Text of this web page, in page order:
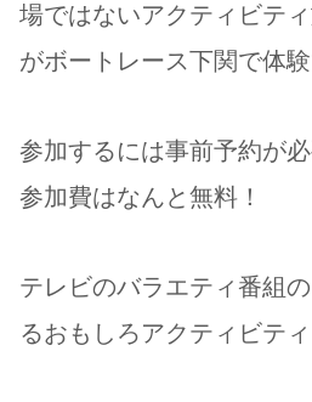
場ではないアクティビティ
がボートレース下関で体験
参加するには事前予約が必
参加費はなんと無料！
テレビのバラエティ番組
るおもしろアクティビティ